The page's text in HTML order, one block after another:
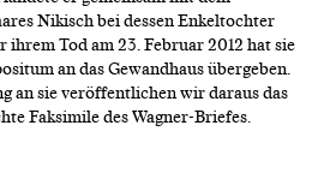
Nikisch bei dessen Enkeltochter
ihrem Tod am 23. Februar 2012 hat sie
an das Gewandhaus übergeben.
an sie veröffentlichen wir daraus das
Faksimile des Wagner-Briefes.